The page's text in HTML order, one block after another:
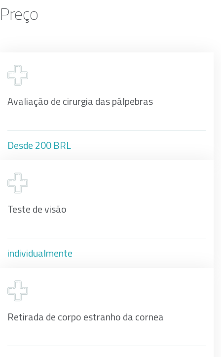
Preço
Avaliação de cirurgia das pálpebras
Desde 200 BRL
Teste de visão
individualmente
Retirada de corpo estranho da cornea